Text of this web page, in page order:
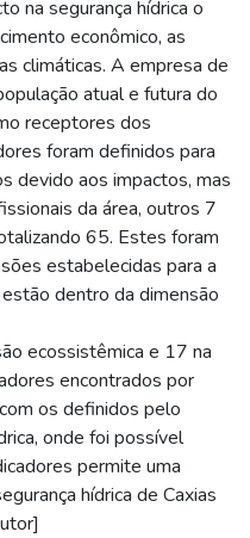
na segurança hídrica o
econômico, as
climáticas. A empresa de
atual e futura do
receptores dos
foram definidos para
devido aos impactos, mas
da área, outros 7
65. Estes foram
estabelecidas para a
dentro da dimensão
ecossistêmica e 17 na
encontrados por
os definidos pelo
onde foi possível
permite uma
hídrica de Caxias